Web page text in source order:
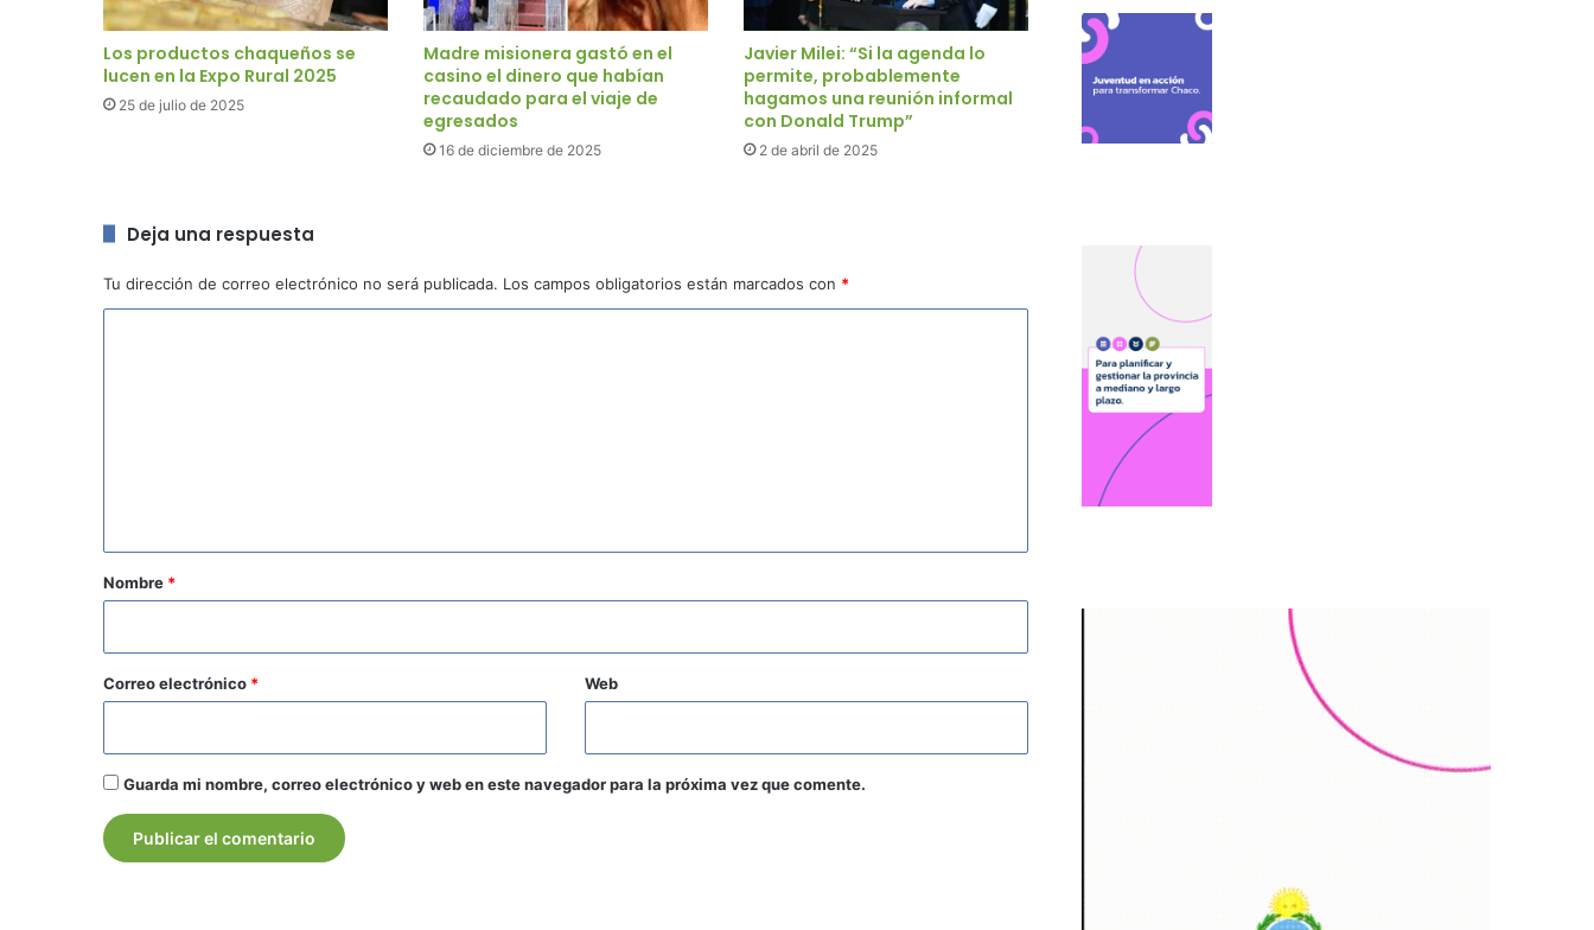
Los productos chaqueños se
lucen en la Expo Rural 2025
25 de julio de 2025
Madre misionera gastó en el
casino el dinero que habían
recaudado para el viaje de
egresados
16 de diciembre de 2025
Javier Milei: “Si la agenda lo
permite, probablemente
hagamos una reunión informal
con Donald Trump”
2 de abril de 2025
Deja una respuesta
Tu dirección de correo electrónico no será publicada. Los campos obligatorios están marcados con *
r
*
Nombre *
Correo electrónico * Web
Guarda mi nombre, correo electrónico y web en este navegador para la próxima vez que comente.